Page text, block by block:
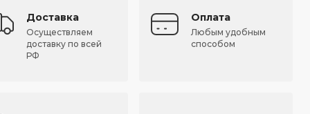
Доставка
Осуществляем
доставку по всей
РФ
Оплата
Любым удобным
способом